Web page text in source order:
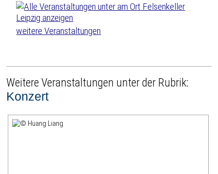
weitere Veranstaltungen
Weitere Veranstaltungen unter der Rubrik:
Konzert